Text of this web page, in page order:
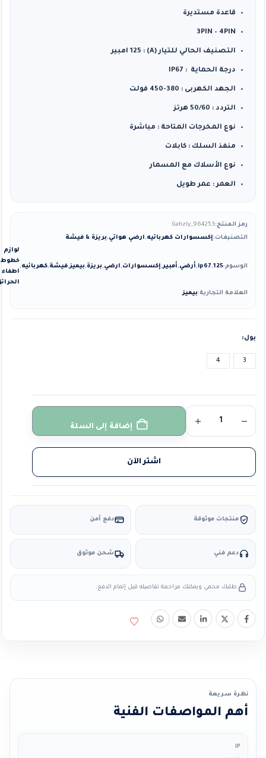
قاعدة مستديرة
3PIN – 4PIN
التصنيف الحالي للتيار (A) : 125 امبير
درجة الحماية : IP67
الجهد الكهربى : 380-450 فولت
التردد : 50/60 هرتز
نوع المخرجات المتاحة : مباشرة
منفذ السلك : كابلات
نوع الأسلاك مع المسمار
العمر : عمر طويل
رمز المنتج:Gahzly_964253
التصنيفات:إكسسوارات كهربائيه,ارضي هوائي,بريزة & فيشة
الوسوم:125
,
ip67
,أرضي,أمبير,إكسسوارات,ارضي,بريزة,بيميز,فيشة,كهربائيه,
لوازم
خطوط
اطفاء
العلامة التجارية:بيميز
بول
3
4
إضافة إلى السلة
اشتر الآن
منتجات موثوقة دفع آمن
دعم فني شحن موثوق
طلبك محمي ويمكنك مراجعة تفاصيله قبل إتمام الدفع.
نظرة سريعة
أهم المواصفات الفنية
IP